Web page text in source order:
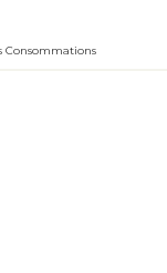
Consommations